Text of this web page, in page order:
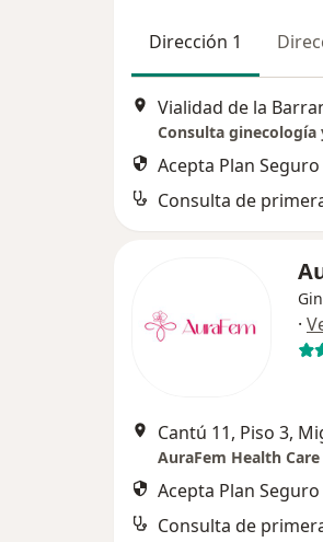
Dirección 1
Vialidad de la
Acepta Plan Seguro
Consulta de
·
Cantú 11, Piso 3,
AuraFem Health Care
Acepta Plan Seguro
Consulta de